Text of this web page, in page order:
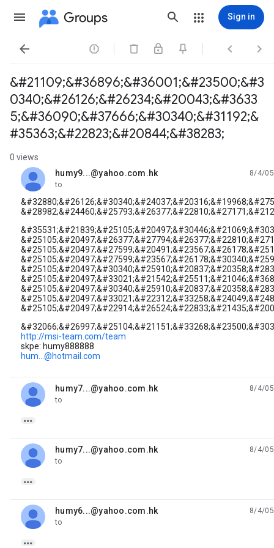
Groups Sign in
   
&#21109;&#36896;&#36001;&#23500;&#3
0340;&#26126;&#26234;&#20043;&#3633
5;&#36090;&#37666;&#30340;&#31192;&
#35363;&#22823;&#20844;&#38283;
0 views
humy9...@yahoo.com.hk
unread,
8/4/05
to
http://msi-team.com/team
skpe: humy888888
hum...@hotmail.com
humy7...@yahoo.com.hk
unread,
8/4/05
to

humy7...@yahoo.com.hk
unread,
8/4/05
to

humy6...@yahoo.com.hk
unread,
8/4/05
to
